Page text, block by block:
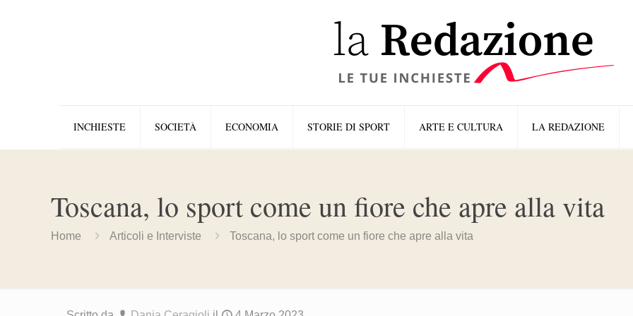
INCHIESTE SOCIETÀ ECONOMIA STORIE DI SPORT ARTE E CULTURA LA REDAZIONE
Toscana, lo sport come un fiore che apre alla vita
Home Articoli e Interviste Toscana, lo sport come un fiore che apre alla vita